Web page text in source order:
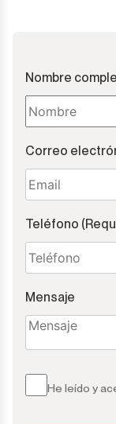
Nombre
Correo
Teléfono
Mensaje
He leído y